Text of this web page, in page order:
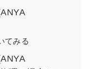
てみる